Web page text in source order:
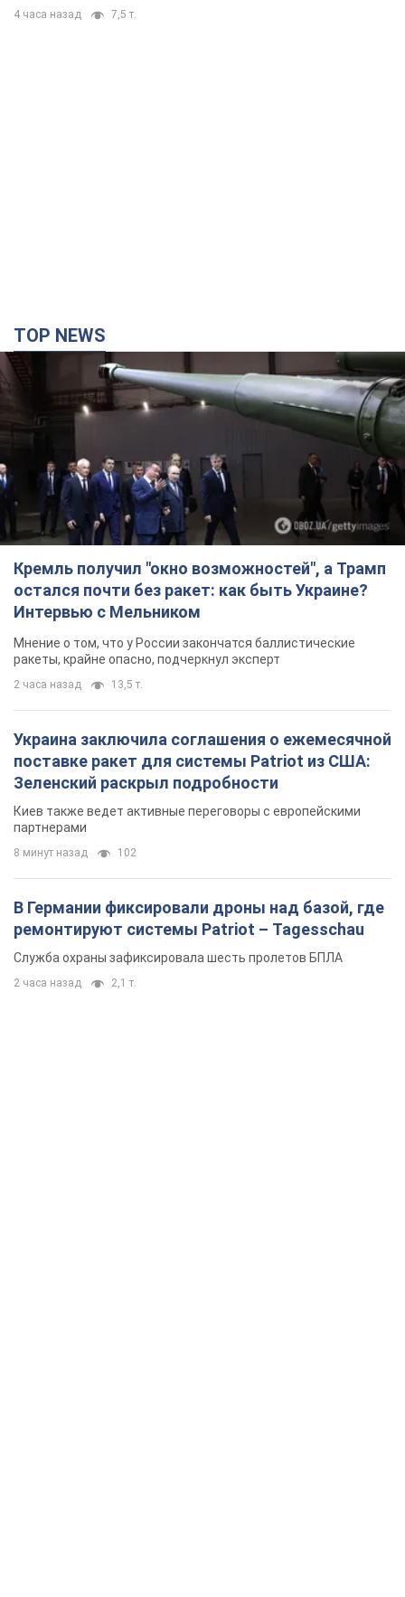
4 часа назад 7,5 т.
TOP NEWS
Кремль получил "окно возможностей", а Трамп
остался почти без ракет: как быть Украине?
Интервью с Мельником
Мнение о том, что у России закончатся баллистические
ракеты, крайне опасно, подчеркнул эксперт
2 часа назад 13,5 т.
Украина заключила соглашения о ежемесячной
поставке ракет для системы Patriot из США:
Зеленский раскрыл подробности
Киев также ведет активные переговоры с европейскими
партнерами
8 минут назад 102
В Германии фиксировали дроны над базой, где
ремонтируют системы Patriot – Tagesschau
Служба охраны зафиксировала шесть пролетов БПЛА
2 часа назад 2,1 т.